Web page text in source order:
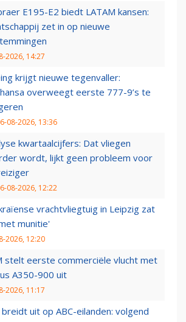
E195-E2 biedt LATAM kansen:
zet in op nieuwe
2026, 14:27
krijgt nieuwe tegenvaller:
overweegt eerste 777-9’s te
08-2026, 13:36
kwartaalcijfers: Dat vliegen
wordt, lijkt geen probleem voor
08-2026, 12:22
vrachtvliegtuig in Leipzig zat
munitie'
2026, 12:20
stelt eerste commerciële vlucht met
A350-900 uit
2026, 11:17
uit op ABC-eilanden: volgend